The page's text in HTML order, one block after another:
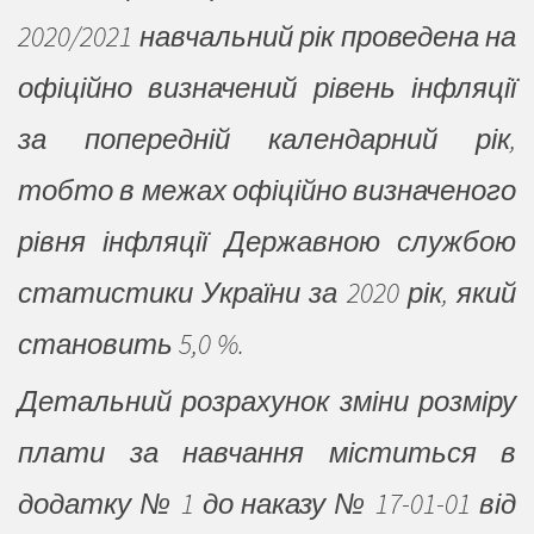
2020/2021 навчальний рік проведена на
офіційно визначений рівень інфляції
за попередній календарний рік,
тобто в межах офіційно визначеного
рівня інфляції Державною службою
статистики України за 2020 рік, який
становить 5,0 %.
Детальний розрахунок зміни розміру
плати за навчання міститься в
додатку № 1 до наказу № 17-01-01 від